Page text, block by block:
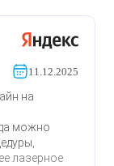
11.12.2025
на
можно
лазерное